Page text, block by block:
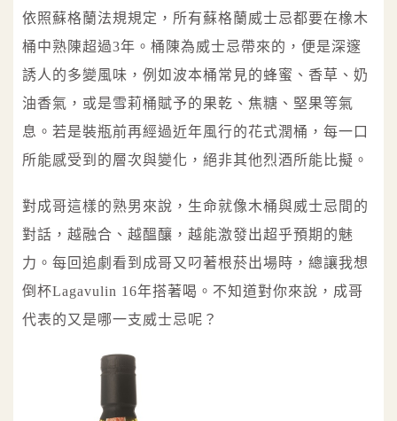
依照蘇格蘭法規規定，所有蘇格蘭威士忌都要在橡木
桶中熟陳超過3年。桶陳為威士忌帶來的，便是深邃
誘人的多變風味，例如波本桶常見的蜂蜜、香草、奶
油香氣，或是雪莉桶賦予的果乾、焦糖、堅果等氣
息。若是裝瓶前再經過近年風行的花式潤桶，每一口
所能感受到的層次與變化，絕非其他烈酒所能比擬。
對成哥這樣的熟男來說，生命就像木桶與威士忌間的
對話，越融合、越醞釀，越能激發出超乎預期的魅
力。每回追劇看到成哥又叼著根菸出場時，總讓我想
倒杯Lagavulin 16年搭著喝。不知道對你來說，成哥
代表的又是哪一支威士忌呢？